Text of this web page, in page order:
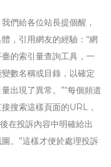
們給各位站長提個醒，
，引用網友的經驗：“網
的索引量查詢工具，一
數名稱或目錄，以確定
出現了異常。”“每個頻道
搜索這樣頁面的URL，
在投訴內容中明確給出
。”這樣才便於處理投訴